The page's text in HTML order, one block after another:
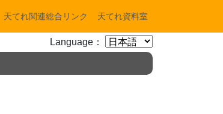
天てれ関連総合リンク 天てれ資料室
Language：